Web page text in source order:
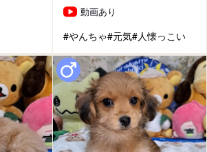
動画あり
#やんちゃ#元気#人懐っこい